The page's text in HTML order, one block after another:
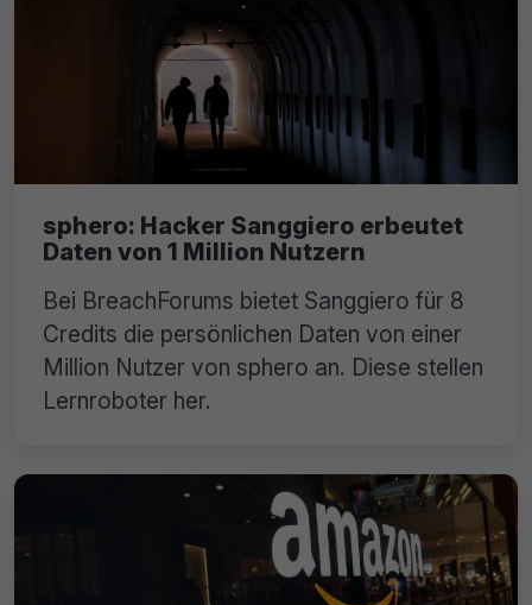
sphero: Hacker Sanggiero erbeutet
Daten von 1 Million Nutzern
Bei BreachForums bietet Sanggiero für 8
Credits die persönlichen Daten von einer
Million Nutzer von sphero an. Diese stellen
Lernroboter her.